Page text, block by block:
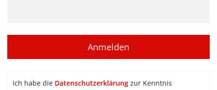
Ich habe die Datenschutzerklärung zur Kenntnis